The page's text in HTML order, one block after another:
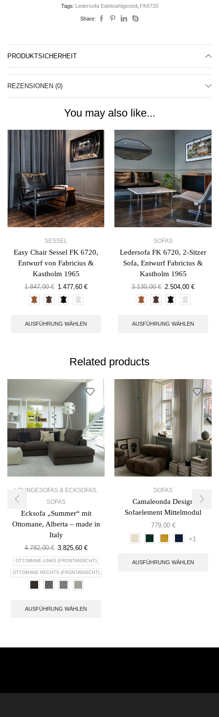
Tags: Ledersofa Edelstahlgestell, FK6720
Share:
PRODUKTSICHERHEIT
REZENSIONEN (0)
You may also like...
SESSEL
Easy Chair Sessel FK 6720,
Entwurf von Fabricius &
Kastholm 1965
1.847,00€ 1.477,60 €
AUSFÜHRUNG WÄHLEN
SOFAS
Ledersofa FK 6720, 2-Sitzer
Sofa, Entwurf Fabricius &
Kastholm 1965
3.130,00€ 2.504,00 €
AUSFÜHRUNG WÄHLEN
Related products
LOUNGESOFAS & ECKSOFAS
SOFAS
Ecksofa „Summer“ mit
Ottomane, Alberta – made in
Italy
4.782,00€ 3.825,60 €
OTTOMANE LINKS (FRONTANSICHT)
OTTOMANE RECHTS (FRONTANSICHT)
AUSFÜHRUNG WÄHLEN
SOFAS
Camaleonda Design
Sofaelement Mittelmodul
779,00 €
+1
AUSFÜHRUNG WÄHLEN